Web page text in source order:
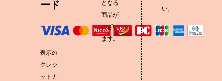
ード
表示の
クレジ
ットカ
となる
商品が
ござい
ます。
い。